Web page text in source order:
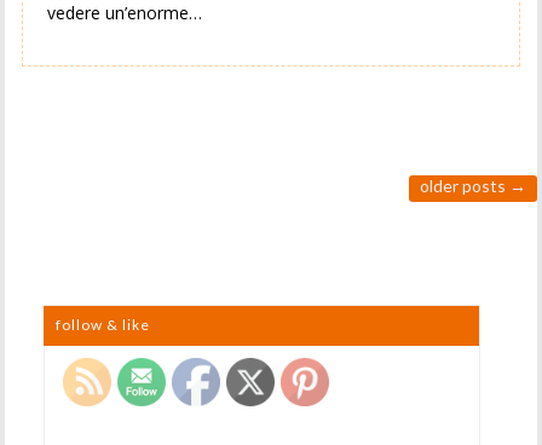
vedere un’enorme…
older posts →
follow & like